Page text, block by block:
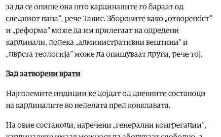
за да се опише она што кардиналите го бараат од
следниот папа“, рече Тавис. Зборовите како „отвореност“
и „реформа“ може да им прилегаат на одредени
кардинали, додека „административни вештини“ и
„цврста теологија“ може да опишуваат други, рече тој.
Зад затворени врати
Најголемите индиции ќе дојдат од дневните состаноци
на кардиналите во неделата пред конклавата.
На овие состаноци, наречени „генерални конгрегации“,